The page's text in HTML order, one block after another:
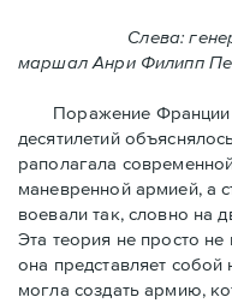
Слева:
маршал Анри Филипп
Поражение Франции в
десятилетий
раполагала
маневренной армией, а
воевали так, словно на
Эта теория не просто
она представляет
могла создать армию,